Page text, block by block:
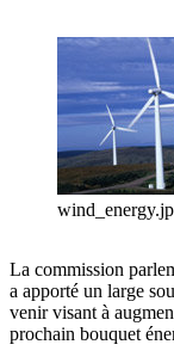
La commission
a apporté un large
venir visant à
prochain bouquet